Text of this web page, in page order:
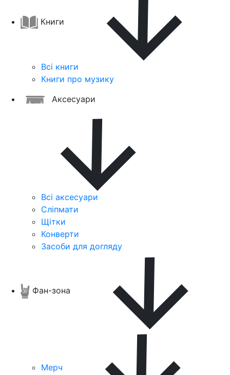
Книги
Всі книги
Книги про музику
Аксесуари
Всі аксесуари
Сліпмати
Щітки
Конверти
Засоби для догляду
Фан-зона
Мерч